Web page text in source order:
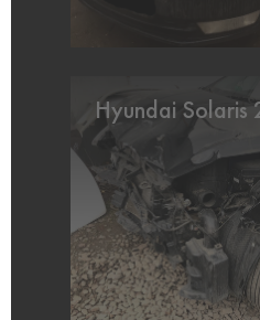
Hyundai Solaris